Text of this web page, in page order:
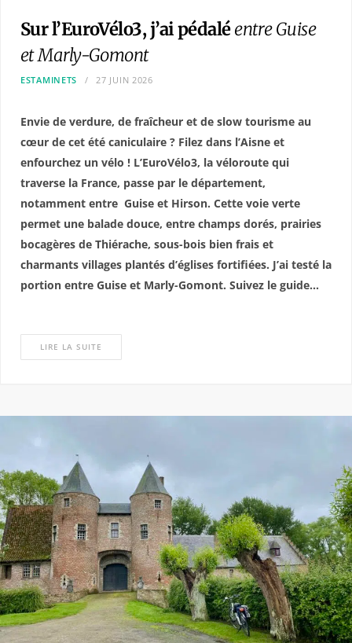
Sur l’EuroVélo3, j’ai pédaléentre Guise
et Marly-Gomont
ESTAMINETS 27 JUIN 2026
Envie de verdure, de fraîcheur et de slow tourisme au
cœur de cet été caniculaire ? Filez dans l’Aisne et
enfourchez un vélo ! L’EuroVélo3, la véloroute qui
traverse la France, passe par le département,
notamment entre Guise et Hirson. Cette voie verte
permet une balade douce, entre champs dorés, prairies
bocagères de Thiérache, sous-bois bien frais et
charmants villages plantés d’églises fortifiées. J’ai testé la
portion entre Guise et Marly-Gomont. Suivez le guide…
LIRE LA SUITE